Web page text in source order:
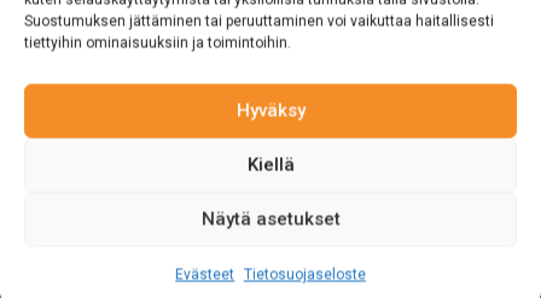
Suostumuksen jättäminen tai peruuttaminen voi vaikuttaa haitallisesti
tiettyihin ominaisuuksiin ja toimintoihin.
Hyväksy
Kiellä
Näytä asetukset
Evästeet Tietosuojaseloste